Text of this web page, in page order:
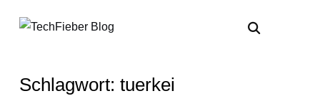
Schlagwort: tuerkei